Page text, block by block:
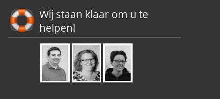
Wij staan klaar om u te
helpen!